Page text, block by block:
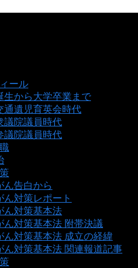
ール
生から大学卒業まで
通遺児育英会時代
議院議員時代
議院議員時代
ん告白から
ん対策レポート
ん対策基本法
ん対策基本法 附帯決議
ん対策基本法 成立の経緯
ん対策基本法 関連報道記事